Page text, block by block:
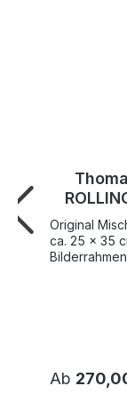
Original
ca. 25 x 35
Bilderrahmen verfügbar In
90ern
Ab